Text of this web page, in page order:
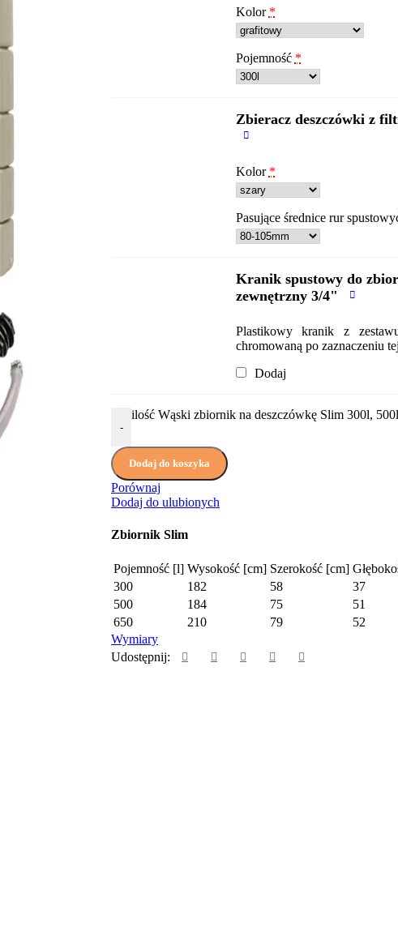
Kolor *
Pojemność *
Zbieracz deszczówki z
Kolor *
Pasujące średnice rur
Kranik spustowy do
zewnętrzny 3/4"
Plastikowy kranik z
chromowaną po zaznaczeniu
Dodaj
-
ilość Wąski zbiornik na deszczówkę Slim 300l,
Dodaj do koszyka
Porównaj
Dodaj do ulubionych
Zbiornik Slim
Pojemność [l] Wysokość [cm] Szerokość [cm]
300
182 58
37
500
184 75
51
650
210 79
52
Wymiary
Udostępnij: